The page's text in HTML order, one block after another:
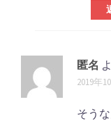
匿名
2019年
そう